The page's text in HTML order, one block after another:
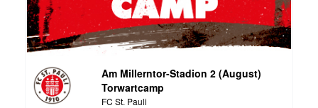
Am Millerntor-Stadion 2 (August)
Torwartcamp
FC St. Pauli